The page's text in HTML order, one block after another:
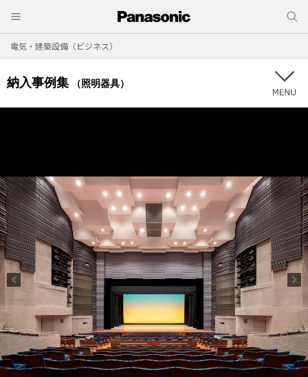
電気・建築設備（ビジネス）
納入事例集 （照明器具）